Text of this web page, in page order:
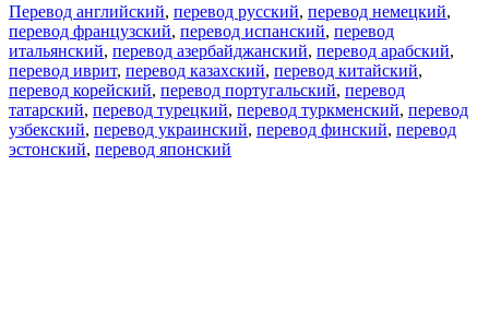
Перевод английский, перевод русский, перевод немецкий,
перевод французский, перевод испанский, перевод
итальянский, перевод азербайджанский, перевод арабский,
перевод иврит, перевод казахский, перевод китайский,
перевод корейский, перевод португальский, перевод
татарский, перевод турецкий, перевод туркменский, перевод
узбекский, перевод украинский, перевод финский, перевод
эстонский, перевод японский